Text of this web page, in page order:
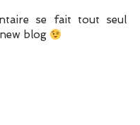
se fait tout seul
blog